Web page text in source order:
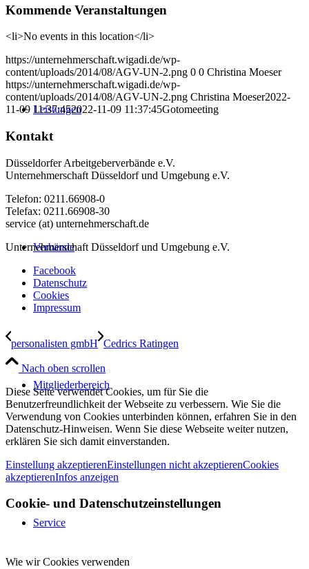
Leistungen
Verbände
Mitgliederbereich
Service
Kommende Veranstaltungen
<li>No events in this location</li>
https://unternehmerschaft.wigadi.de/wp-
content/uploads/2014/08/AGV-UN-2.png 0 0 Christina Moeser
https://unternehmerschaft.wigadi.de/wp-
content/uploads/2014/08/AGV-UN-2.png Christina Moeser2022-
11-09 11:37:452022-11-09 11:37:45Gotomeeting
Kontakt
Düsseldorfer Arbeitgeberverbände e.V.
Unternehmerschaft Düsseldorf und Umgebung e.V.
Telefon: 0211.66908-0
Telefax: 0211.66908-30
service (at) unternehmerschaft.de
Unternehmerschaft Düsseldorf und Umgebung e.V.
Facebook
Datenschutz
Cookies
Impressum
personalisten gmbH Cedrics Ratingen
Nach oben scrollen
Diese Seite verwendet Cookies, um für Sie die
Benutzerfreundlichkeit der Webseite zu verbessern. Wie Sie die
Verwendung von Cookies unterbinden können, erfahren Sie in den
Datenschutz-Hinweisen. Wenn Sie diese Webseite weiter nutzen,
erklären Sie sich damit einverstanden.
Einstellung akzeptierenEinstellungen nicht akzeptierenCookies
akzeptierenInfos anzeigen
Cookie- und Datenschutzeinstellungen
Wie wir Cookies verwenden